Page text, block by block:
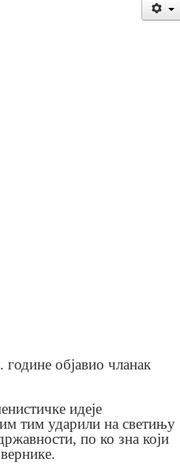
године објавио чланак
идеје
тим ударили на светињу
по ко зна који